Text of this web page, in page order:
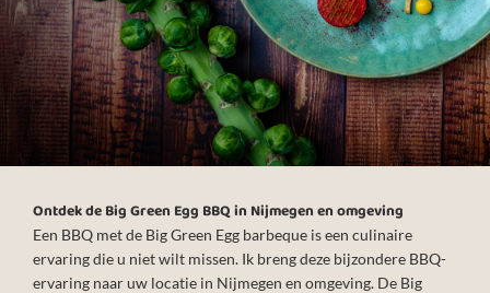
Ontdek de Big Green Egg BBQ in Nijmegen en omgeving
Een BBQ met de Big Green Egg barbeque is een culinaire
ervaring die u niet wilt missen. Ik breng deze bijzondere BBQ-
ervaring naar uw locatie in Nijmegen en omgeving. De Big